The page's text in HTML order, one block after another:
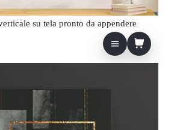
su tela pronto da appendere